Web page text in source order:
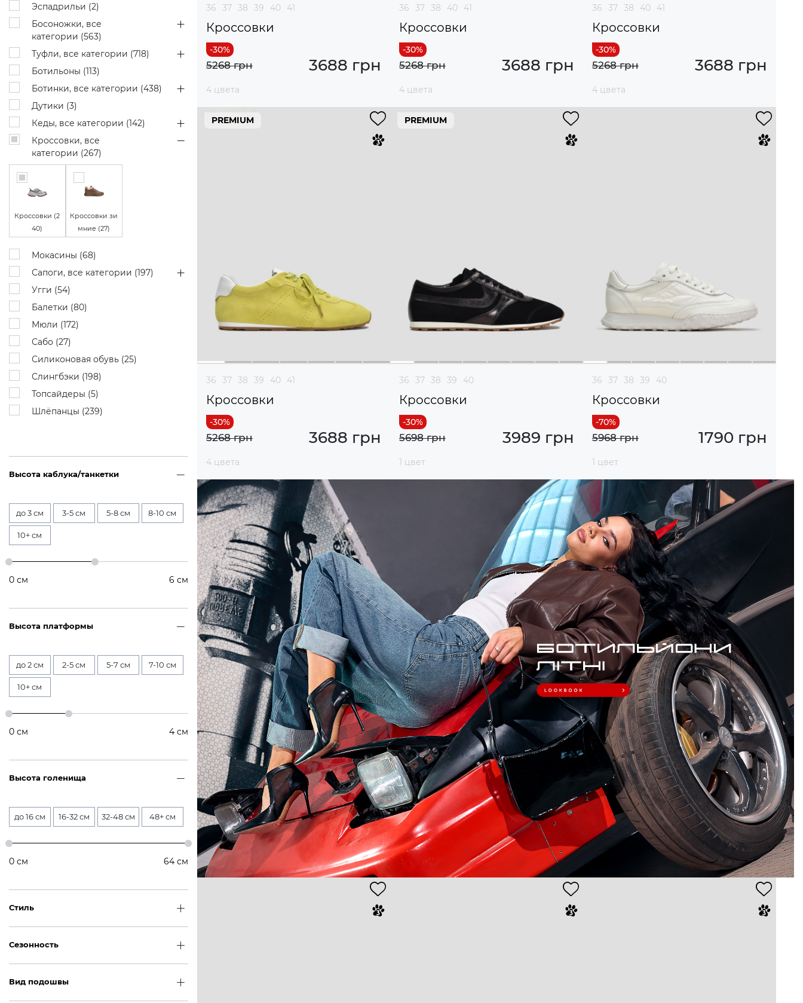
Эспадрильи (2)
Босоножки, все
категории (563)
Туфли, все категории (718)
Ботильоны (113)
Ботинки, все категории (438)
Дутики (3)
Кеды, все категории (142)
Кроссовки, все
категории (267)
Кроссовки (2
40)
Кроссовки зи
мние (27)
Мокасины (68)
Сапоги, все категории (197)
Угги (54)
Балетки (80)
Мюли (172)
Сабо (27)
Силиконовая обувь (25)
Слингбэки (198)
Топсайдеры (5)
Шлёпанцы (239)
Высота каблука/танкетки
до 3 см 3-5 см 5-8 см 8-10 см
10+ см
0 см 6 см
Высота платформы
до 2 см 2-5 см 5-7 см 7-10 см
10+ см
0 см 4 см
Высота голенища
до 16 см 16-32 см 32-48 см 48+ см
0 см 64 см
Стиль
Сезонность
Вид подошвы
36 37 38 39 40 41
Кроссовки
3688 грн
5268 грн
4 цвета
36 37 38 40 41
Кроссовки
3688 грн
5268 грн
4 цвета
36 37 38 40 41
Кроссовки
3688 грн
5268 грн
4 цвета
PREMIUM
36 37 38 39 40 41
Кроссовки
3688 грн
5268 грн
4 цвета
PREMIUM
36 37 38 39 40
Кроссовки
3989 грн
5698 грн
1 цвет
36 37 38 39 40
Кроссовки
1790 грн
5968 грн
1 цвет